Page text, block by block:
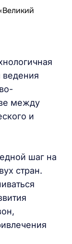
между
и
шаг на
стран.